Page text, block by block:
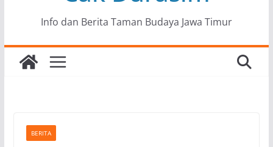
Info dan Berita Taman Budaya Jawa Timur
BERITA